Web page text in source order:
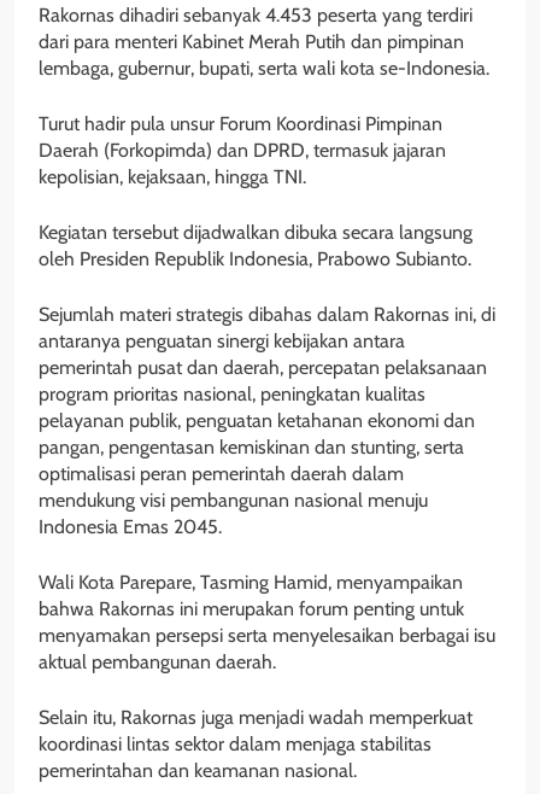
Rakornas dihadiri sebanyak 4.453 peserta yang terdiri
dari para menteri Kabinet Merah Putih dan pimpinan
lembaga, gubernur, bupati, serta wali kota se-Indonesia.
Turut hadir pula unsur Forum Koordinasi Pimpinan
Daerah (Forkopimda) dan DPRD, termasuk jajaran
kepolisian, kejaksaan, hingga TNI.
Kegiatan tersebut dijadwalkan dibuka secara langsung
oleh Presiden Republik Indonesia, Prabowo Subianto.
Sejumlah materi strategis dibahas dalam Rakornas ini, di
antaranya penguatan sinergi kebijakan antara
pemerintah pusat dan daerah, percepatan pelaksanaan
program prioritas nasional, peningkatan kualitas
pelayanan publik, penguatan ketahanan ekonomi dan
pangan, pengentasan kemiskinan dan stunting, serta
optimalisasi peran pemerintah daerah dalam
mendukung visi pembangunan nasional menuju
Indonesia Emas 2045.
Wali Kota Parepare, Tasming Hamid, menyampaikan
bahwa Rakornas ini merupakan forum penting untuk
menyamakan persepsi serta menyelesaikan berbagai isu
aktual pembangunan daerah.
Selain itu, Rakornas juga menjadi wadah memperkuat
koordinasi lintas sektor dalam menjaga stabilitas
pemerintahan dan keamanan nasional.